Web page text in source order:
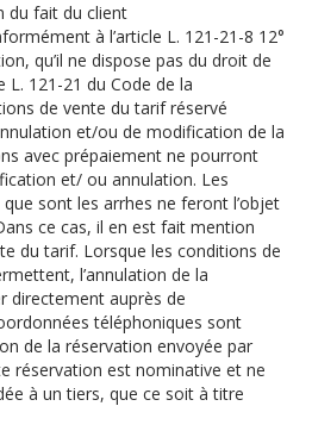
du fait du client
à l’article L. 121-21-8 12°
qu’il ne dispose pas du droit de
L. 121-21 du Code de la
de vente du tarif réservé
et/ou de modification de la
avec prépaiement ne pourront
et/ ou annulation. Les
que sont les arrhes ne feront l’objet
ce cas, il en est fait mention
du tarif. Lorsque les conditions de
l’annulation de la
directement auprès de
téléphoniques sont
de la réservation envoyée par
réservation est nominative et ne
à un tiers, que ce soit à titre